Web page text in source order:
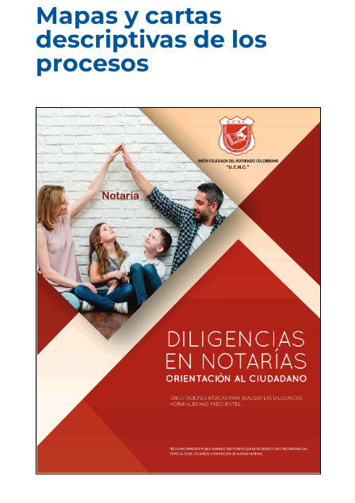
Mapas y cartas
descriptivas de los
procesos